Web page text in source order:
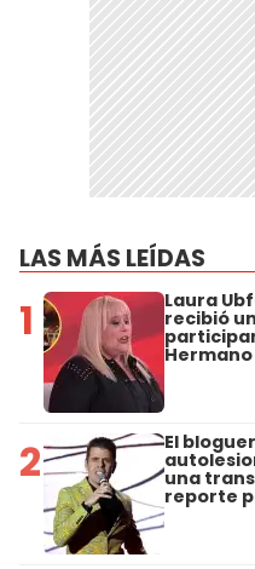
LAS MÁS LEÍDAS
1 Laura
recibió
Hermano
2 El
una
reporte